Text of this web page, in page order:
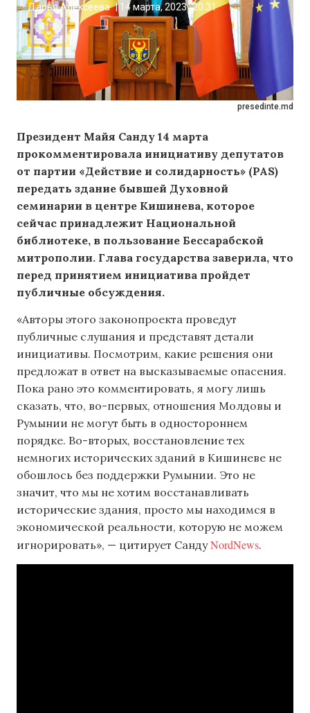
presedinte.md
Дарья Алексеева | 14 марта, 2023 20:31
Президент Майя Санду 14 марта
прокомментировала инициативу депутатов
от партии «Действие и солидарность» (PAS)
передать здание бывшей Духовной
семинарии в центре Кишинева, которое
сейчас принадлежит Национальной
библиотеке, в пользование Бессарабской
митрополии. Глава государства заверила, что
перед принятием инициатива пройдет
публичные обсуждения.
«Авторы этого законопроекта проведут
публичные слушания и представят детали
инициативы. Посмотрим, какие решения они
предложат в ответ на высказываемые опасения.
Пока рано это комментировать, я могу лишь
сказать, что, во-первых, отношения Молдовы и
Румынии не могут быть в одностороннем
порядке. Во-вторых, восстановление тех
немногих исторических зданий в Кишиневе не
обошлось без поддержки Румынии. Это не
значит, что мы не хотим восстанавливать
исторические здания, просто мы находимся в
экономической реальности, которую не можем
игнорировать», — цитирует СандуNordNews.